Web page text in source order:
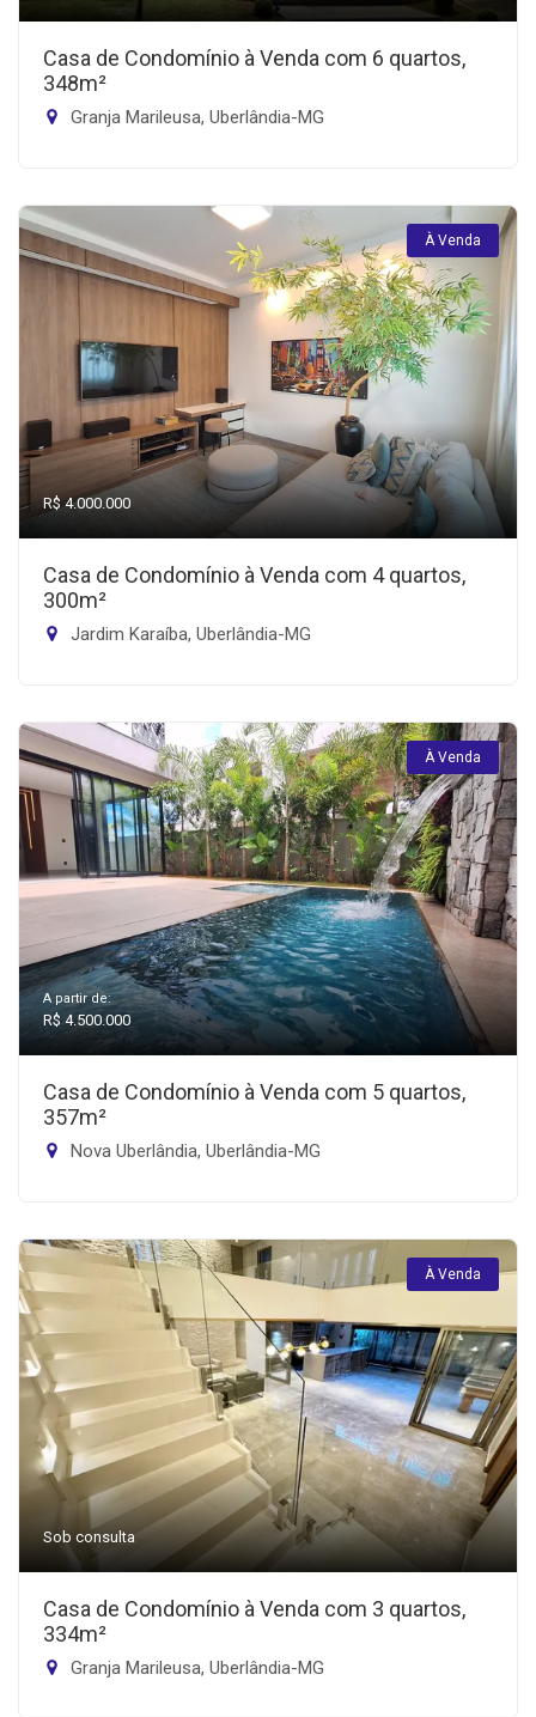
Casa de Condomínio à Venda com 6 quartos,
348m²
Granja Marileusa, Uberlândia-MG
À Venda
R$ 4.000.000
Casa de Condomínio à Venda com 4 quartos,
300m²
Jardim Karaíba, Uberlândia-MG
À Venda
A partir de:
R$ 4.500.000
Casa de Condomínio à Venda com 5 quartos,
357m²
Nova Uberlândia, Uberlândia-MG
À Venda
Sob consulta
Casa de Condomínio à Venda com 3 quartos,
334m²
Granja Marileusa, Uberlândia-MG